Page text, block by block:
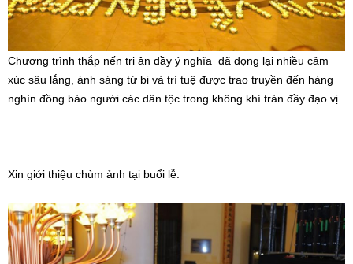
Chương trình thắp nến tri ân đầy ý nghĩa đã đọng lại nhiều cảm
xúc sâu lắng, ánh sáng từ bi và trí tuệ được trao truyền đến hàng
nghìn đồng bào người các dân tộc trong không khí tràn đầy đạo vị.
Xin giới thiệu chùm ảnh tại buổi lễ: